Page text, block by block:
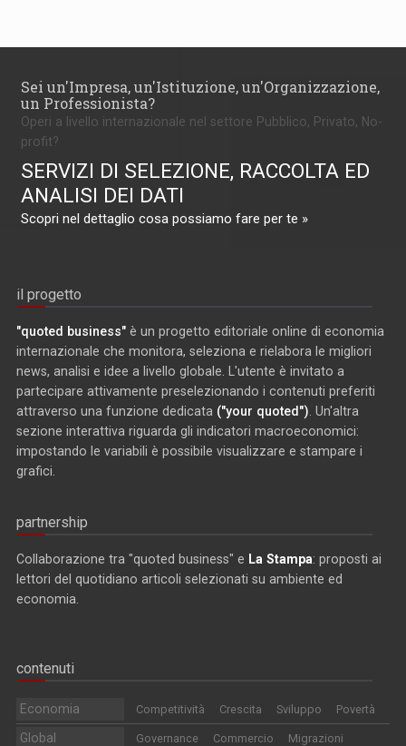
Sei un'Impresa, un'Istituzione, un'Organizzazione,
un Professionista?
Operi a livello internazionale nel settore Pubblico, Privato, No-
profit?
SERVIZI DI SELEZIONE, RACCOLTA ED
ANALISI DEI DATI
Scopri nel dettaglio cosa possiamo fare per te »
il progetto
"quoted business" è un progetto editoriale online di economia
internazionale che monitora, seleziona e rielabora le migliori
news, analisi e idee a livello globale. L'utente è invitato a
partecipare attivamente preselezionando i contenuti preferiti
attraverso una funzione dedicata ("your quoted") . Un'altra
sezione interattiva riguarda gli indicatori macroeconomici:
impostando le variabili è possibile visualizzare e stampare i
grafici.
partnership
Collaborazione tra "quoted business" e La Stampa: proposti ai
lettori del quotidiano articoli selezionati su ambiente ed
economia.
contenuti
Economia Competitività Crescita Sviluppo Povertà
Global Governance Commercio Migrazioni